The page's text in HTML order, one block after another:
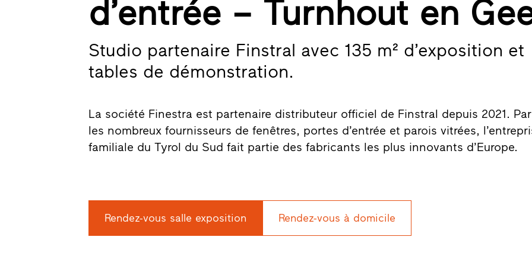
d’entrée – Turnhout en
Studio partenaire Finstral avec 135 m² d’exposition et
tables de démonstration.
La société Finestra est partenaire distributeur officiel de Finstral depuis 2021.
les nombreux fournisseurs de fenêtres, portes d’entrée et parois vitrées,
familiale du Tyrol du Sud fait partie des fabricants les plus innovants d’Europe.
Rendez-vous salle exposition Rendez-vous à domicile